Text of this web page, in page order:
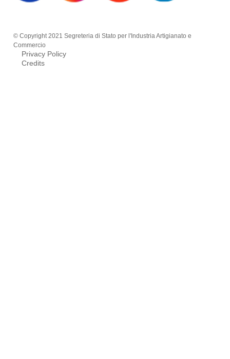
© Copyright 2021 Segreteria di Stato per l'Industria Artigianato e
Commercio
Privacy Policy
Credits